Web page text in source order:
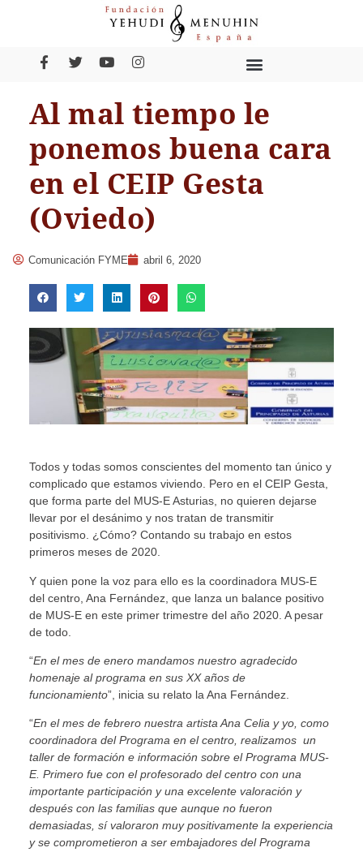
Al mal tiempo le
ponemos buena cara
en el CEIP Gesta
(Oviedo)
Comunicación FYME abril 6, 2020
Todos y todas somos conscientes del momento tan único y
complicado que estamos viviendo. Pero en el CEIP Gesta,
que forma parte del MUS-E Asturias, no quieren dejarse
llevar por el desánimo y nos tratan de transmitir
positivismo. ¿Cómo? Contando su trabajo en estos
primeros meses de 2020.
Y quien pone la voz para ello es la coordinadora MUS-E
del centro, Ana Fernández, que lanza un balance positivo
de MUS-E en este primer trimestre del año 2020. A pesar
de todo.
“En el mes de enero mandamos nuestro agradecido
homenaje al programa en sus XX años de
funcionamiento”, inicia su relato la Ana Fernández.
“En el mes de febrero nuestra artista Ana Celia y yo, como
coordinadora del Programa en el centro, realizamos un
taller de formación e información sobre el Programa MUS-
E. Primero fue con el profesorado del centro con una
importante participación y una excelente valoración y
después con las familias que aunque no fueron
demasiadas, sí valoraron muy positivamente la experiencia
y se comprometieron a ser embajadores del Programa